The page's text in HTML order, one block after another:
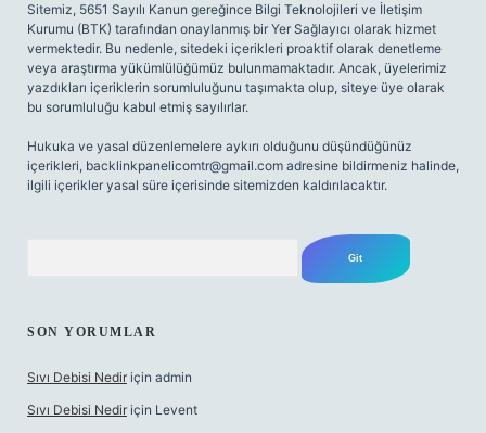
Sitemiz, 5651 Sayılı Kanun gereğince Bilgi Teknolojileri ve İletişim
Kurumu (BTK) tarafından onaylanmış bir Yer Sağlayıcı olarak hizmet
vermektedir. Bu nedenle, sitedeki içerikleri proaktif olarak denetleme
veya araştırma yükümlülüğümüz bulunmamaktadır. Ancak, üyelerimiz
yazdıkları içeriklerin sorumluluğunu taşımakta olup, siteye üye olarak
bu sorumluluğu kabul etmiş sayılırlar.
Hukuka ve yasal düzenlemelere aykırı olduğunu düşündüğünüz
içerikleri, backlinkpanelicomtr@gmail.com adresine bildirmeniz halinde,
ilgili içerikler yasal süre içerisinde sitemizden kaldırılacaktır.
SON YORUMLAR
Sıvı Debisi Nedir için admin
Sıvı Debisi Nedir için Levent